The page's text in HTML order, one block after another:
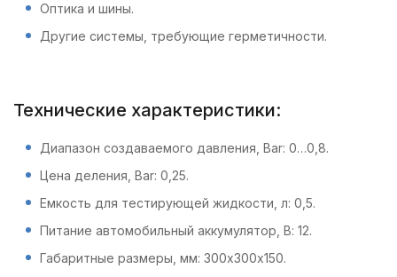
Оптика и шины.
Другие системы, требующие герметичности.
Технические характеристики:
Диапазон создаваемого давления, Bar: 0…0,8.
Цена деления, Bar: 0,25.
Емкость для тестирующей жидкости, л: 0,5.
Питание автомобильный аккумулятор, В: 12.
Габаритные размеры, мм: 300х300х150.